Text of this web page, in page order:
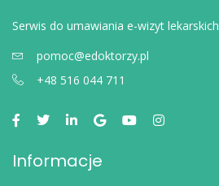
Serwis do umawiania e-wizyt lekarskich
pomoc@edoktorzy.pl
+48 516 044 711
Informacje